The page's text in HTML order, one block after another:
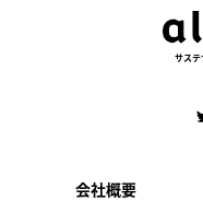
サステ
会社概要